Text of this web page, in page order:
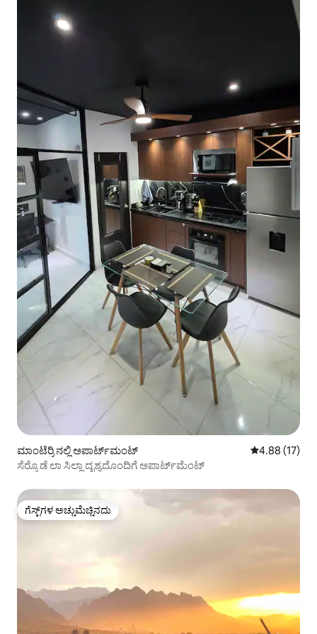
ಮಾಂಟೆರ್ರಿ ನಲ್ಲಿ ಅಪಾರ್ಟ್‌ಮಂಟ್ 5 ರಲ್ಲಿ 4.88
4.88 (17)
ಸೆರ್ರೊ ಡೆ ಲಾ ಸಿಲ್ಲಾ ದೃಶ್ಯದೊಂದಿಗೆ ಅಪಾರ್ಟ್‌ಮೆಂಟ್
ಗೆಸ್ಟ್‌ಗಳ ಅಚ್ಚುಮೆಚ್ಚಿನದು
ಗೆಸ್ಟ್‌ಗಳ ಅಚ್ಚುಮೆಚ್ಚಿನದು